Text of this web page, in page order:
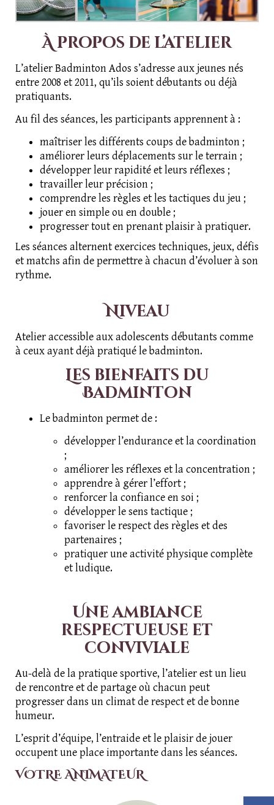
À propos de l’atelier
L’atelier Badminton Ados s’adresse aux jeunes nés
entre 2008 et 2011, qu’ils soient débutants ou déjà
pratiquants.
Au fil des séances, les participants apprennent à :
maîtriser les différents coups de badminton ;
améliorer leurs déplacements sur le terrain ;
développer leur rapidité et leurs réflexes ;
travailler leur précision ;
comprendre les règles et les tactiques du jeu ;
jouer en simple ou en double ;
progresser tout en prenant plaisir à pratiquer.
Les séances alternent exercices techniques, jeux, défis
et matchs afin de permettre à chacun d’évoluer à son
rythme.
Niveau
Atelier accessible aux adolescents débutants comme
à ceux ayant déjà pratiqué le badminton.
Les bienfaits du
Badminton
Le badminton permet de :
développer l’endurance et la coordination
;
améliorer les réflexes et la concentration ;
apprendre à gérer l’effort ;
renforcer la confiance en soi ;
développer le sens tactique ;
favoriser le respect des règles et des
partenaires ;
pratiquer une activité physique complète
et ludique.
Une ambiance
respectueuse et
conviviale
Au-delà de la pratique sportive, l’atelier est un lieu
de rencontre et de partage où chacun peut
progresser dans un climat de respect et de bonne
humeur.
L’esprit d’équipe, l’entraide et le plaisir de jouer
occupent une place importante dans les séances.
VOTRE ANIMATEUR